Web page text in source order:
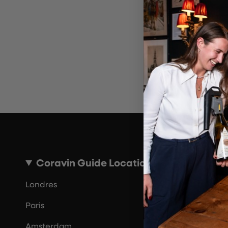
~10 MINUTES
Coravin Guide Locations
Londres
Paris
Amsterdam